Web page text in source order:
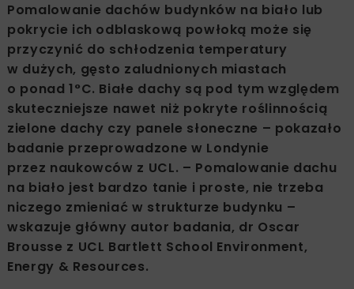
Pomalowanie dachów budynków na biało lub
pokrycie ich odblaskową powłoką może się
przyczynić do schłodzenia temperatury
w dużych, gęsto zaludnionych miastach
o ponad 1°C. Białe dachy są pod tym względem
skuteczniejsze nawet niż pokryte roślinnością
zielone dachy czy panele słoneczne – pokazało
badanie przeprowadzone w Londynie
przez naukowców z UCL. – Pomalowanie dachu
na biało jest bardzo tanie i proste, nie trzeba
niczego zmieniać w strukturze budynku –
wskazuje główny autor badania, dr Oscar
Brousse z UCL Bartlett School Environment,
Energy & Resources.